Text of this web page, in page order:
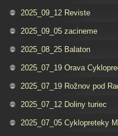
2025_09_12 Reviste
2025_09_05 zacineme
2025_08_25 Balaton
2025_07_19 Orava
2025_07_19 Rožnov pod
2025_07_12 Doliny turiec
2025_07_05 Cyklopreteky